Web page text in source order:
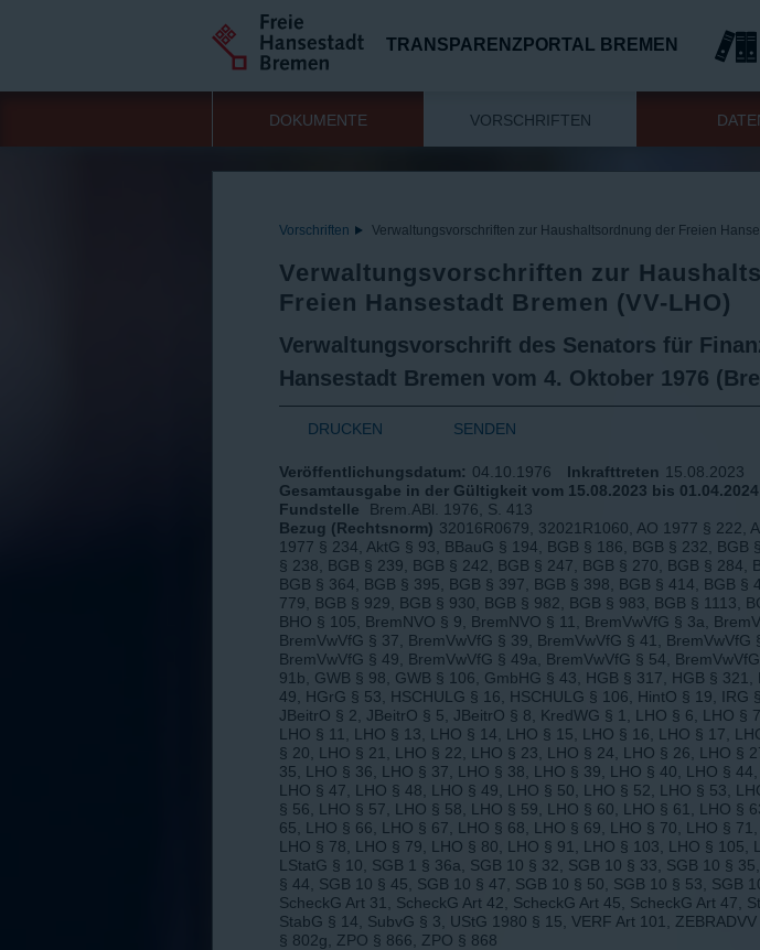
TRANSPARENZPORTAL BREMEN
DOKUMENTE VORSCHRIFTEN
Vorschriften Verwaltungsvorschriften zur Haushaltsordnung der Freien
Verwaltungsvorschriften zur
Freien Hansestadt Bremen (VV-LHO)
Verwaltungsvorschrift des Senators für
Hansestadt Bremen vom 4. Oktober 1976
DRUCKEN SENDEN
Veröffentlichungsdatum: 04.10.1976 Inkrafttreten 15.08.2023
Gesamtausgabe in der Gültigkeit vom 15.08.2023 bis 01.04.2024
Fundstelle
Brem.ABl. 1976, S. 413
Bezug (Rechtsnorm) 32016R0679, 32021R1060, AO 1977 § 222,
1977 § 234, AktG § 93, BBauG § 194, BGB § 186, BGB § 232, BGB
§ 238, BGB § 239, BGB § 242, BGB § 247, BGB § 270, BGB § 284,
BGB § 364, BGB § 395, BGB § 397, BGB § 398, BGB § 414, BGB §
779, BGB § 929, BGB § 930, BGB § 982, BGB § 983, BGB § 1113,
BHO § 105, BremNVO § 9, BremNVO § 11, BremVwVfG § 3a,
BremVwVfG § 37, BremVwVfG § 39, BremVwVfG § 41, BremVwVfG
BremVwVfG § 49, BremVwVfG § 49a, BremVwVfG § 54,
91b, GWB § 98, GWB § 106, GmbHG § 43, HGB § 317, HGB § 321,
49, HGrG § 53, HSCHULG § 16, HSCHULG § 106, HintO § 19, IRG
JBeitrO § 2, JBeitrO § 5, JBeitrO § 8, KredWG § 1, LHO § 6, LHO §
LHO § 11, LHO § 13, LHO § 14, LHO § 15, LHO § 16, LHO § 17,
§ 20, LHO § 21, LHO § 22, LHO § 23, LHO § 24, LHO § 26, LHO §
35, LHO § 36, LHO § 37, LHO § 38, LHO § 39, LHO § 40, LHO §
LHO § 47, LHO § 48, LHO § 49, LHO § 50, LHO § 52, LHO § 53,
§ 56, LHO § 57, LHO § 58, LHO § 59, LHO § 60, LHO § 61, LHO §
65, LHO § 66, LHO § 67, LHO § 68, LHO § 69, LHO § 70, LHO §
LHO § 78, LHO § 79, LHO § 80, LHO § 91, LHO § 103, LHO § 105,
LStatG § 10, SGB 1 § 36a, SGB 10 § 32, SGB 10 § 33, SGB 10 §
§ 44, SGB 10 § 45, SGB 10 § 47, SGB 10 § 50, SGB 10 § 53, SGB
ScheckG Art 31, ScheckG Art 42, ScheckG Art 45, ScheckG Art 47,
StabG § 14, SubvG § 3, UStG 1980 § 15, VERF Art 101,
§ 802g, ZPO § 866, ZPO § 868